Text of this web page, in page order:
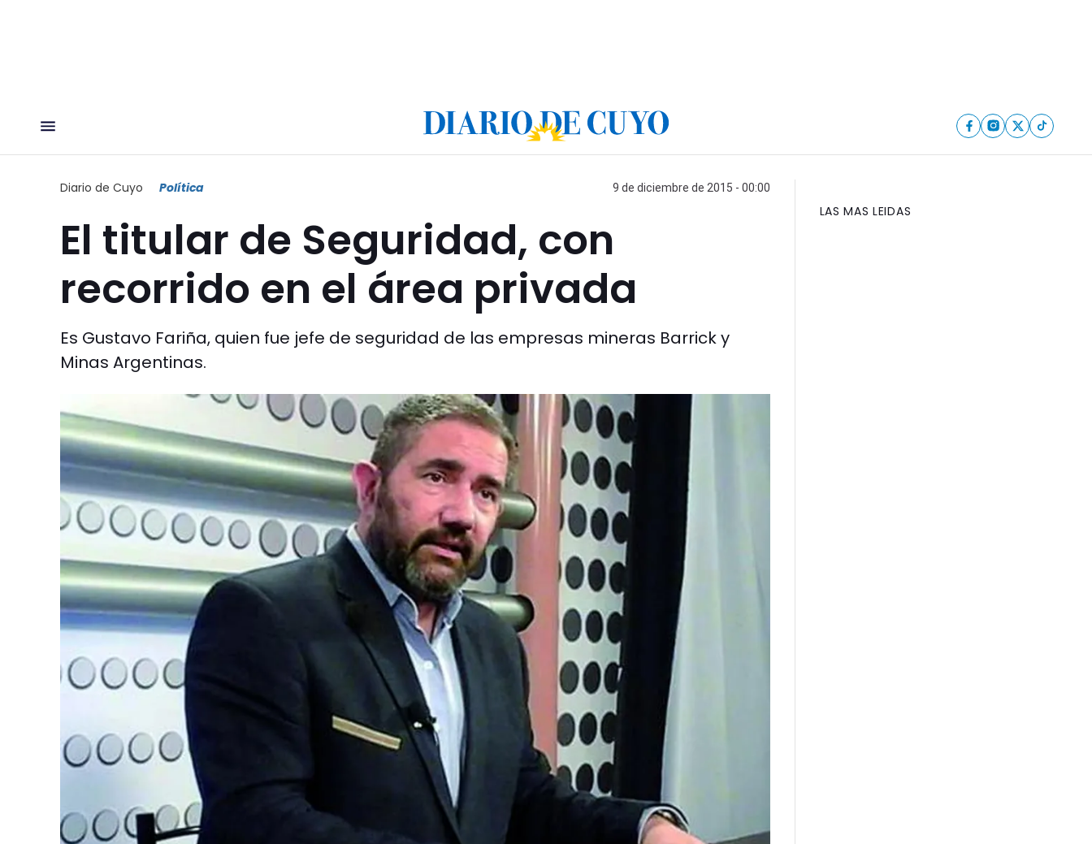
Diario de Cuyo Política 9 de diciembre de 2015 - 00:00
El titular de Seguridad, con
recorrido en el área privada
Es Gustavo Fariña, quien fue jefe de seguridad de las empresas mineras Barrick y
Minas Argentinas.
LAS MAS LEIDAS